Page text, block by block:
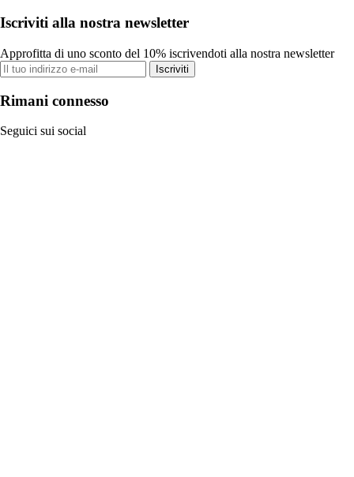
Iscriviti alla nostra newsletter
Approfitta di uno sconto del 10% iscrivendoti alla nostra newsletter
Iscriviti
Rimani connesso
Seguici sui social